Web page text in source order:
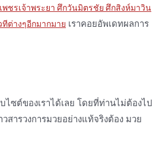
ชรเจ้าพระยา ศึกวันมิตรชัย ศึกสิงห์มาวิน
ต่างๆอีกมากมาย เราคอยอัพเดทผลการ
ซต์ของเราได้เลย โดยที่ท่านไม่ต้องไป
สารวงการมวยอย่างแท้จริงต้อง มวย